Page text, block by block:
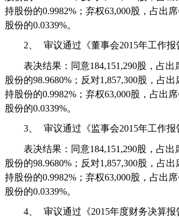
持股份的0.9982% ；弃权63,000股，占出
股份的0.0339%。
2、 审议通过《董事会2015年工作报
表决结果：同意184,151,290股，占出
股份的98.9680% ；反对1,857,300股，占出
持股份的0.9982% ；弃权63,000股，占出
股份的0.0339%。
3、 审议通过《监事会2015年工作报
表决结果：同意184,151,290股，占出
股份的98.9680% ；反对1,857,300股，占出
持股份的0.9982% ；弃权63,000股，占出
股份的0.0339%。
4、 审议通过《2015年度财务决算报